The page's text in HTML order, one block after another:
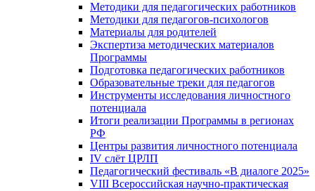
Методики для педагогических работников
Методики для педагогов-психологов
Материалы для родителей
Экспертиза методических материалов
Программы
Подготовка педагогических работников
Образовательные треки для педагогов
Инструменты исследования личностного
потенциала
Итоги реализации Программы в регионах
РФ
Центры развития личностного потенциала
IV слёт ЦРЛП
Педагогический фестиваль «В диалоге 2025»
VIII Всероссийская научно-практическая